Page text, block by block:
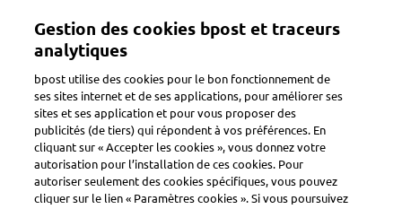
contenu
Toggle navigation
Gestion des cookies bpost et traceurs
analytiques
bpost utilise des cookies pour le bon fonctionnement de
ses sites internet et de ses applications, pour améliorer ses
sites et ses application et pour vous proposer des
publicités (de tiers) qui répondent à vos préférences. En
cliquant sur « Accepter les cookies », vous donnez votre
autorisation pour l’installation de ces cookies. Pour
autoriser seulement des cookies spécifiques, vous pouvez
cliquer sur le lien « Paramètres cookies ». Si vous poursuivez